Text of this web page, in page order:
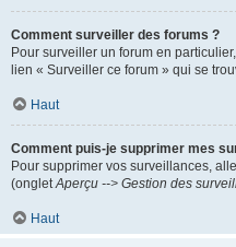
Comment surveiller des forums ?
Pour surveiller un forum en
lien « Surveiller ce forum » qui se
Haut
Comment puis-je supprimer mes
Pour supprimer vos surveillances,
(ongletAperçu --> Gestion des
Haut